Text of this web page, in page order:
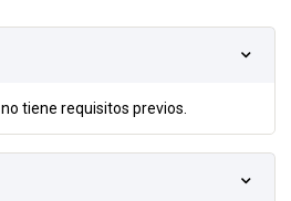
tiene requisitos previos.